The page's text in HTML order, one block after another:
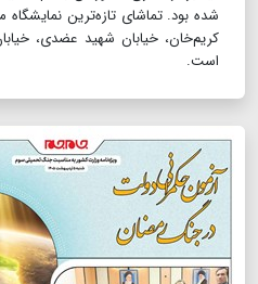
کریم‌خان، خیابان شهید عضدی،
است.